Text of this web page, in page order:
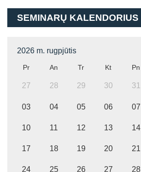
SEMINARŲ KALENDORIUS
2026 m. rugpjūtis
Pr An Tr Kt Pn
27 28 29 30 31
03 04 05 06 07
10 11 12 13 14
17 18 19 20 21
24 25 26 27 28